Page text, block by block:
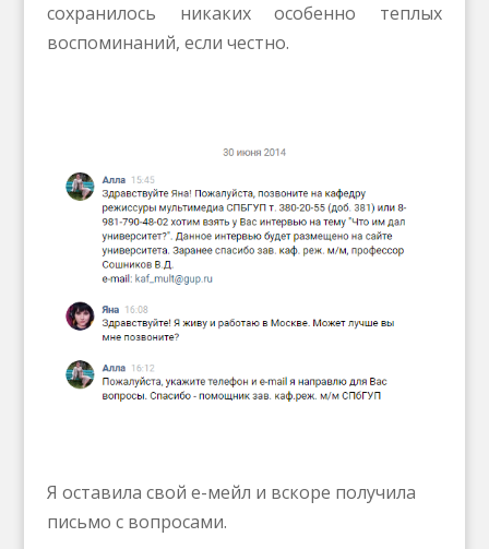
сохранилось никаких особенно теплых
воспоминаний, если честно.
Я оставила свой е-мейл и вскоре получила
письмо с вопросами.